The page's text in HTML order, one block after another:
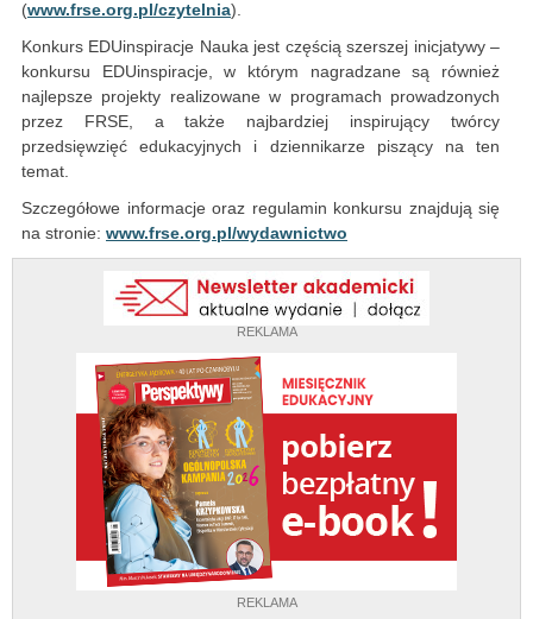
REKLAMA
REKLAMA
(www.frse.org.pl/czytelnia).
Konkurs EDUinspiracje Nauka jest częścią szerszej inicjatywy –
konkursu EDUinspiracje, w którym nagradzane są również
najlepsze projekty realizowane w programach prowadzonych
przez FRSE, a także najbardziej inspirujący twórcy
przedsięwzięć edukacyjnych i dziennikarze piszący na ten
temat.
Szczegółowe informacje oraz regulamin konkursu znajdują się
na stronie: www.frse.org.pl/wydawnictwo